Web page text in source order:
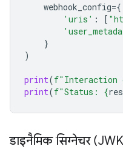
webhook_config={
'uris' : [
}
)
print(f"Interaction
print(f"Status: {
डाइनैमिक सिग्नेचर